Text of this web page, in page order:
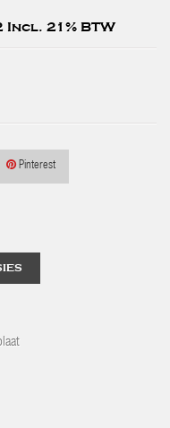
Incl. 21% BTW
Pinterest